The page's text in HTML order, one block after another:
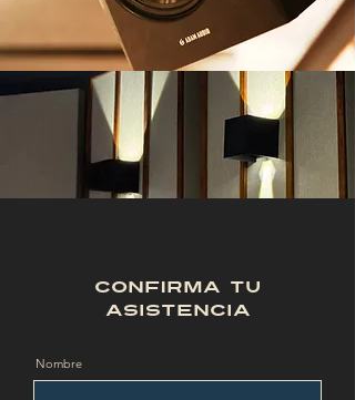
Confirma tu
Asistencia
Nombre